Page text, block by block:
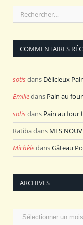
COMMENTAIRES
sotis dans Délicieux
Emiliedans Pain au
sotis dans Pain au four
Ratibadans MES
MichèledansGâteau
ARCHIVES
Archives